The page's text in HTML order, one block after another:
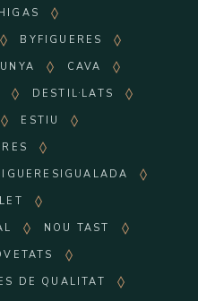
BYFIGUERES
CAVA
DESTIL·LATS
ESTIU
NOU TAST
DE QUALITAT